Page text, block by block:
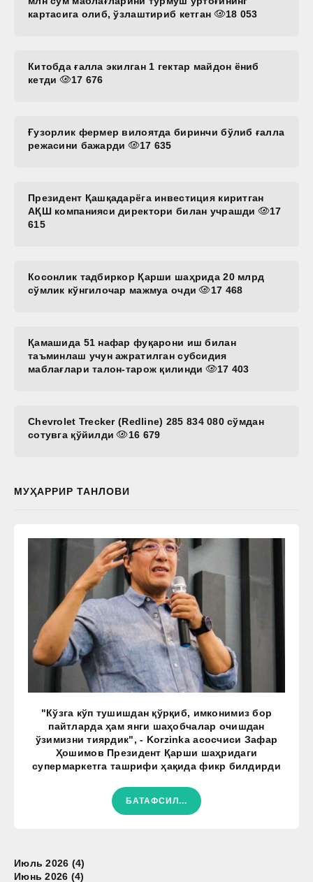
картасига олиб, ўзлаштириб кетган
18 053
Китобда ғалла экилган 1 гектар майдон ёниб
кетди
17 676
Ғузорлик фермер вилоятда биринчи бўлиб ғалла
режасини бажарди
17 635
Президент Қашқадарёга инвестиция киритган
АҚШ компанияси директори билан учрашди
17
615
Косонлик тадбиркор Қарши шаҳрида 20 млрд
сўмлик кўнгилочар мажмуа очди
17 468
Қамашида 51 нафар фуқарони иш билан
таъминлаш учун ажратилган субсидия
маблағлари талон-тарож қилинди
17 403
Chevrolet Trecker (Redline) 285 834 080 сўмдан
сотувга қўйилди
16 679
МУҲАРРИР ТАНЛОВИ
"Кўзга кўп тушишдан қўрқиб, имконимиз бор
пайтларда ҳам янги шаҳобчалар очишдан
ўзимизни тиярдик", - Korzinka асосчиси Зафар
Ҳошимов Президент Қарши шаҳридаги
супермаркетга ташрифи ҳақида фикр билдирди
БАТАФСИЛ...
Июль 2026 (4)
Июнь 2026 (4)